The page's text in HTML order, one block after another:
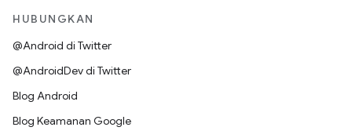
HUBUNGKAN
@Android di Twitter
@AndroidDev di Twitter
Blog Android
Blog Keamanan Google